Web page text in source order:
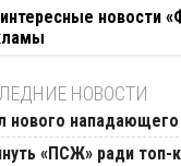
новости
НОВОСТИ
нового нападающего
«ПСЖ» ради топ-